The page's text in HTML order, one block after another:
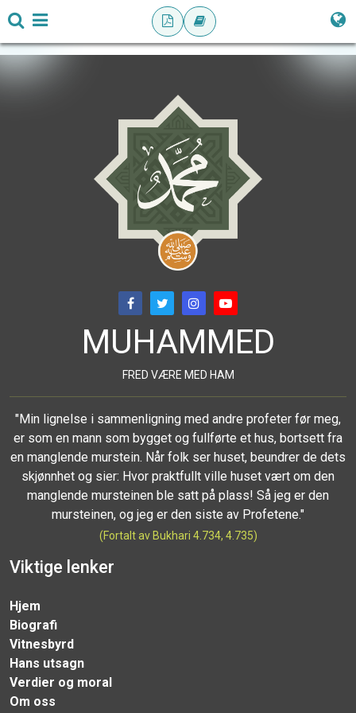
MUHAMMED
FRED VÆRE MED HAM
"Min lignelse i sammenligning med andre profeter før meg,
er som en mann som bygget og fullførte et hus, bortsett fra
en manglende murstein. Når folk ser huset, beundrer de dets
skjønnhet og sier: Hvor praktfullt ville huset vært om den
manglende mursteinen ble satt på plass! Så jeg er den
mursteinen, og jeg er den siste av Profetene."
(Fortalt av Bukhari 4.734, 4.735)
Viktige lenker
Hjem
Biografi
Vitnesbyrd
Hans utsagn
Verdier og moral
Om oss